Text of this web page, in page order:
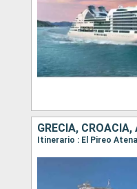
GRECIA,
Itinerario : El Pireo